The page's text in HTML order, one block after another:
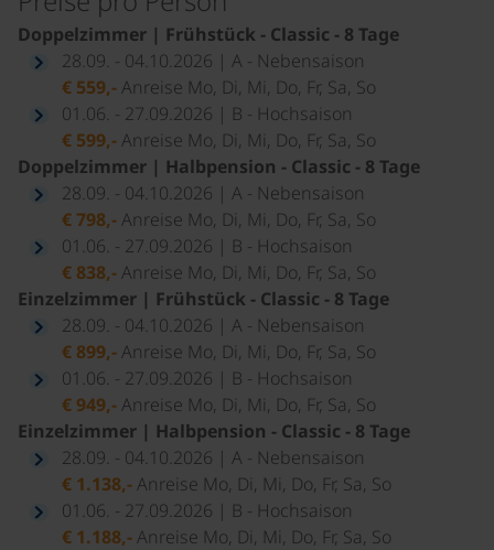
Doppelzimmer | Frühstück - Classic - 8 Tage
28.09. - 04.10.2026 | A - Nebensaison
€ 559,-Anreise Mo, Di, Mi, Do, Fr, Sa, So
01.06. - 27.09.2026 | B - Hochsaison
€ 599,-Anreise Mo, Di, Mi, Do, Fr, Sa, So
Doppelzimmer | Halbpension - Classic - 8 Tage
28.09. - 04.10.2026 | A - Nebensaison
€ 798,-Anreise Mo, Di, Mi, Do, Fr, Sa, So
01.06. - 27.09.2026 | B - Hochsaison
€ 838,-Anreise Mo, Di, Mi, Do, Fr, Sa, So
Einzelzimmer | Frühstück - Classic - 8 Tage
28.09. - 04.10.2026 | A - Nebensaison
€ 899,-Anreise Mo, Di, Mi, Do, Fr, Sa, So
01.06. - 27.09.2026 | B - Hochsaison
€ 949,-Anreise Mo, Di, Mi, Do, Fr, Sa, So
Einzelzimmer | Halbpension - Classic - 8 Tage
28.09. - 04.10.2026 | A - Nebensaison
€ 1.138,-Anreise Mo, Di, Mi, Do, Fr, Sa, So
01.06. - 27.09.2026 | B - Hochsaison
€ 1.188,-Anreise Mo, Di, Mi, Do, Fr, Sa, So